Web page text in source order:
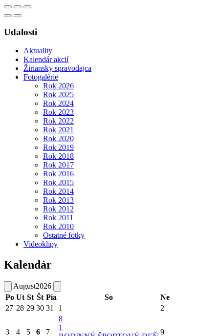
Udalosti
Aktuality
Kalendár akcií
Žiriansky spravodajca
Fotogalérie
Rok 2026
Rok 2025
Rok 2024
Rok 2023
Rok 2022
Rok 2021
Rok 2020
Rok 2019
Rok 2018
Rok 2017
Rok 2016
Rok 2015
Rok 2014
Rok 2013
Rok 2012
Rok 2011
Rok 2010
Ostatné fotky
Videoklipy
Kalendár
August2026
Po Ut St Št Pia So
Ne
27 28 29 30 31 1 2
3 4 5 6 7
8
1
9